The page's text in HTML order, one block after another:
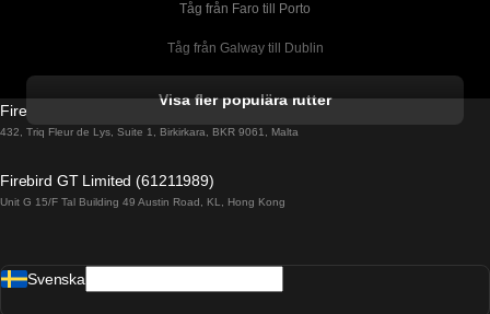
Tåg från Faro till Porto
Tåg från Galway till Dublin
Tåg från Porto till Faro
Tåg från Barcelona till Madrid
Visa fler populära rutter
Firebird GT Limited (OC 1451)
432, Triq Fleur de Lys, Suite 1, Birkirkara, BKR 9061, Malta
Firebird GT Limited (61211989)
Unit G 15/F Tal Building 49 Austin Road, KL, Hong Kong
Svenska